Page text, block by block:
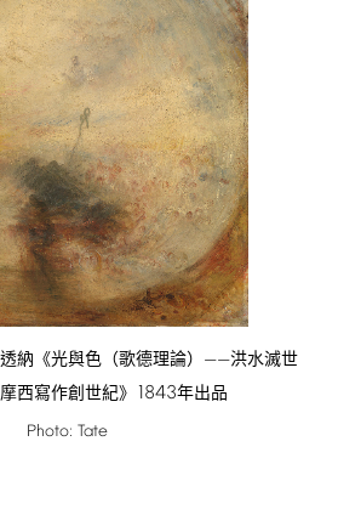
透納《光與色（歌德理論）——洪水滅世
西寫作創世紀》
1843年出品
Photo: Tate